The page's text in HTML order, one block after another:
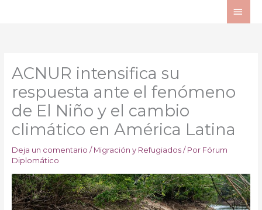
ACNUR intensifica su
respuesta ante el fenómeno
de El Niño y el cambio
climático en América Latina
Deja un comentario / Migración y Refugiados/ Por Fórum
Diplomático